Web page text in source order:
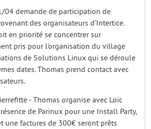
04 demande de participation de
des organisateurs d’Intertice.
en priorité se concentrer sur
pris pour l’organisation du village
de Solutions Linux qui se déroule
dates. Thomas prend contact avec
- Thomas organise avec Loïc
de Parinux pour une Install Party,
une factures de 300€ seront prêts